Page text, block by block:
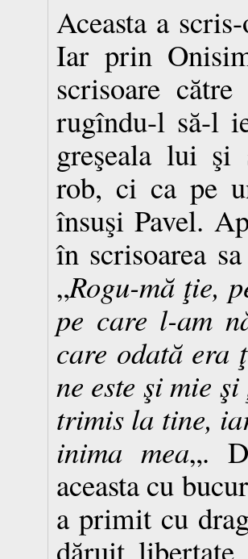
Aceasta a
Iar prin
scrisoare
rugîndu-l să-l
greşeala lui şi
rob, ci ca pe
însuşi Pavel.
în scrisoarea
„Rogu-mă ţie,
pe care l-am
care odată era
ne este şi mie
trimis la tine,
inima mea„.
aceasta cu
a primit cu
dăruit